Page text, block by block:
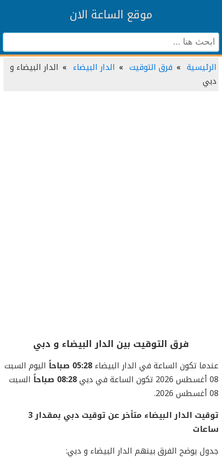
موقع الساعة الان
الرئيسية فرق التوقيت الدار البيضاء
الدار البيضاء و
دبي
فرق التوقيت بين الدار البيضاء و دبي
عندما تكون الساعة في الدار البيضاء05:28 صباحاً
اليوم السبت
08 أغسطس 2026 تكون الساعة في دبي
08:28 صباحاً
السبت
08 أغسطس 2026.
توقيت الدار البيضاء متأخر عن توقيت دبي بمقدار 3
ساعات
جدول يوضح الفرق بينهم الدار البيضاء و دبي: